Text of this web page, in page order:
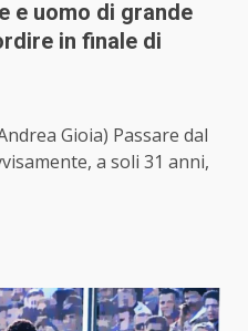
e uomo di grande
in finale di
Gioia) Passare dal
a soli 31 anni,